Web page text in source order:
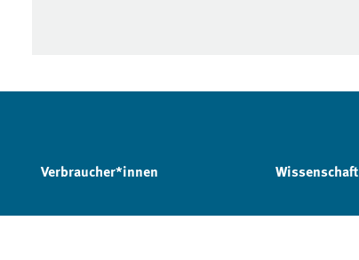
Verbraucher*innen Wissenschaft